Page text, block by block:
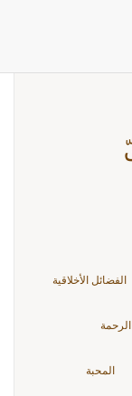
الفضائل الأخلاقية
الرحمة
المحبة